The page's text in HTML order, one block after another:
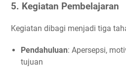
5. Kegiatan Pembelajaran
Kegiatan dibagi menjadi tiga
Pendahuluan: Apersepsi,
tujuan